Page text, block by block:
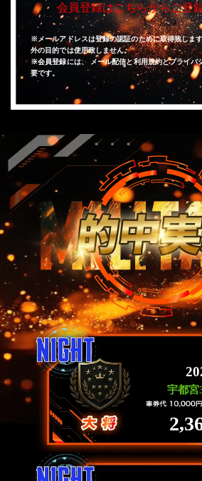
会員登録はこちらからご登
※メールアドレスは登録の認証のために取得致しま
外の目的では使用致しません。
※会員登録には、 メール配信と利用規約とプライバ
要です。
宇都